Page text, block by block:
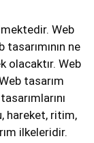
Web
ne
olacaktır. Web
tasarım
hareket, ritim,
ilkeleridir.